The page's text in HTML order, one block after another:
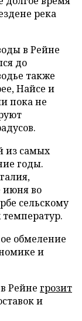
река
в Рейне
до
также
Найсе и
пока не
из самых
годы.
июня во
сельскому
температур.
обмеление
и
Рейне грозит
и